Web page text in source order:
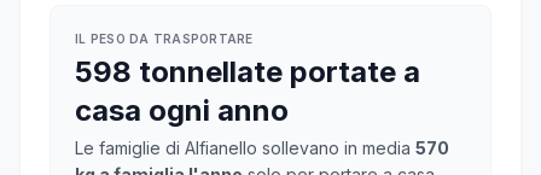
IL PESO DA TRASPORTARE
598 tonnellate portate a
casa ogni anno
Le famiglie di Alfianello sollevano in media 570